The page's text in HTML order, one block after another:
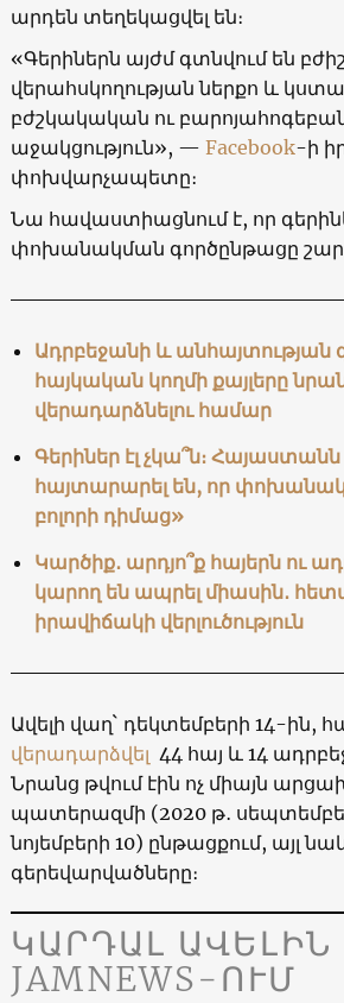
արդեն տեղեկացվել են։
«Գերիներն այժմ գտնվում են
վերահսկողության ներքո և
բժշկակական ու
աջակցություն», — Facebook-ի
փոխվարչապետը։
Նա հավաստիացնում է, որ
փոխանակման գործընթացը
Ադրբեջանի և անհայտության
հայկական կողմի քայլերը
վերադարձնելու համար
Գերիներ էլ չկա՞ն։
հայտարարել են, որ
բոլորի դիմաց»
Կարծիք․ արդյո՞ք հայերն ու
կարող են ապրել միասին․
իրավիճակի վերլուծություն
Ավելի վաղ` դեկտեմբերի 14-ին,
վերադարձվել 44 հայ և 14
Նրանց թվում էին ոչ միայն
պատերազմի (2020 թ․
նոյեմբերի 10) ընթացքում, այլ
գերեվարվածները։
ԿԱՐԴԱԼ ԱՎԵԼԻՆ
JAMNEWS-ՈՒՄ